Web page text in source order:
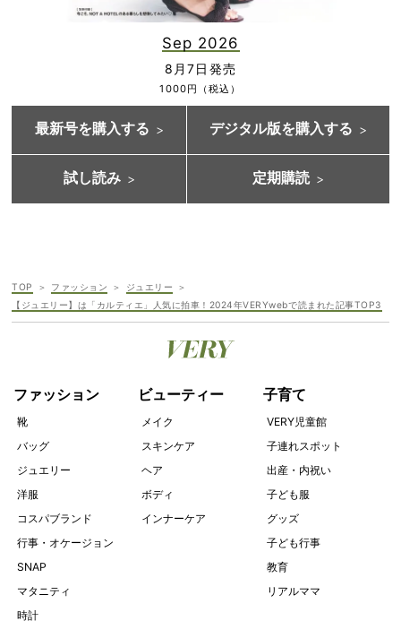
Sep 2026
8月7日発売
1000円（税込）
最新号を購入する デジタル版を購入する
試し読み 定期購読
TOP ファッション
ジュエリー
【ジュエリー】は「カルティエ」人気に拍車！2024年VERYwebで読まれた記事TOP3
ファッション
靴
バッグ
ジュエリー
洋服
コスパブランド
行事・オケージョン
SNAP
マタニティ
時計
ビューティー
メイク
スキンケア
ヘア
ボディ
インナーケア
子育て
VERY児童館
子連れスポット
出産・内祝い
子ども服
グッズ
子ども行事
教育
リアルママ